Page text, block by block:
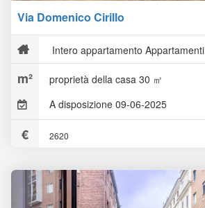
Via Domenico Cirillo
Intero appartamento Appartamenti
proprietà della casa 30 ㎡
A disposizione 09-06-2025
2620